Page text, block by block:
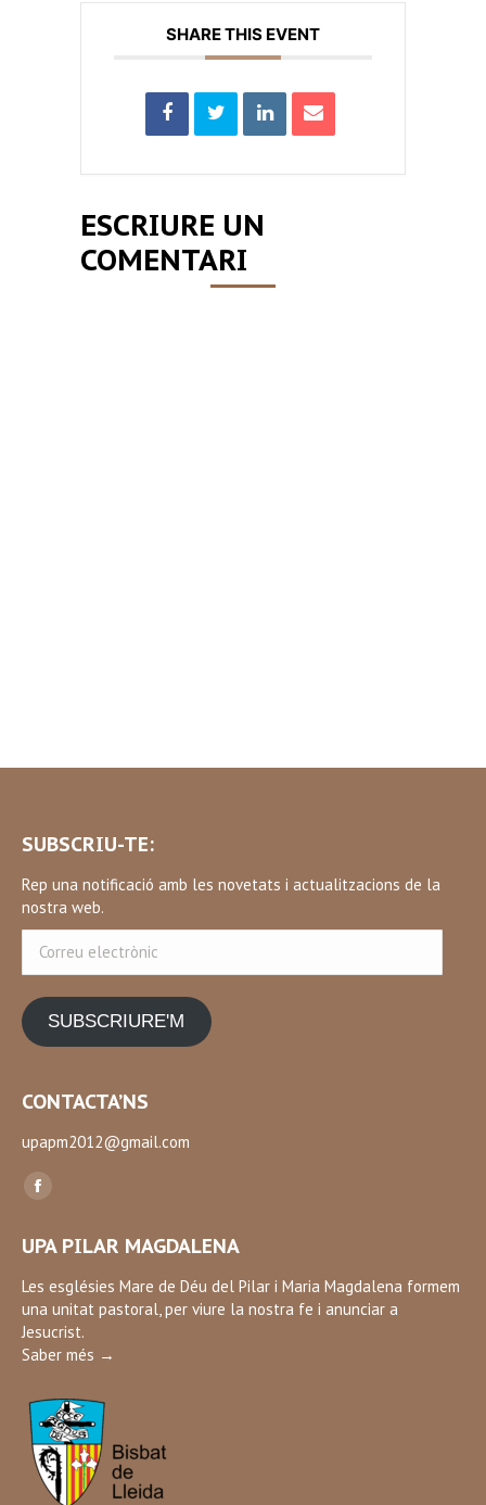
SHARE THIS EVENT
ESCRIURE UN
COMENTARI
SUBSCRIU-TE:
Rep una notificació amb les novetats i actualitzacions de la
nostra web.
electrònic
SUBSCRIURE'M
CONTACTA’NS
upapm2012@gmail.com
Find us on:
Facebook
opens
in
new
window
UPA PILAR MAGDALENA
Les esglésies Mare de Déu del Pilar i Maria Magdalena formem
una unitat pastoral, per viure la nostra fe i anunciar a
Jesucrist.
Saber més →